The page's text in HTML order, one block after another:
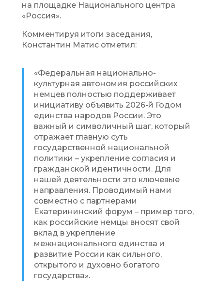
на площадке Национального центра
«Россия».
Комментируя итоги заседания,
Константин Матис отметил:
«Федеральная национально-
культурная автономия российских
немцев полностью поддерживает
инициативу объявить 2026-й Годом
единства народов России. Это
важный и символичный шаг, который
отражает главную суть
государственной национальной
политики – укрепление согласия и
гражданской идентичности. Для
нашей деятельности это ключевые
направления. Проводимый нами
совместно с партнерами
Екатерининский форум – пример того,
как российские немцы вносят свой
вклад в укрепление
межнационального единства и
развитие России как сильного,
открытого и духовно богатого
государства».